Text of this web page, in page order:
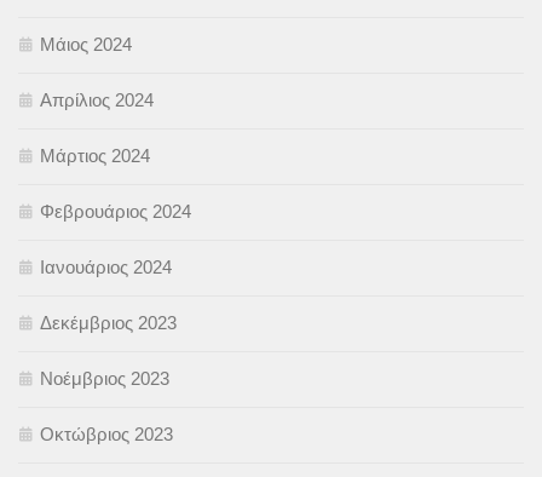
Μάιος 2024
Απρίλιος 2024
Μάρτιος 2024
Φεβρουάριος 2024
Ιανουάριος 2024
Δεκέμβριος 2023
Νοέμβριος 2023
Οκτώβριος 2023